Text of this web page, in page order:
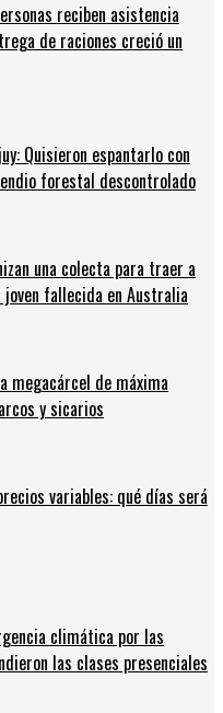
reciben asistencia
de raciones creció un
Quisieron espantarlo con
forestal descontrolado
una colecta para traer a
fallecida en Australia
megacárcel de máxima
y sicarios
variables: qué días será
climática por las
las clases presenciales